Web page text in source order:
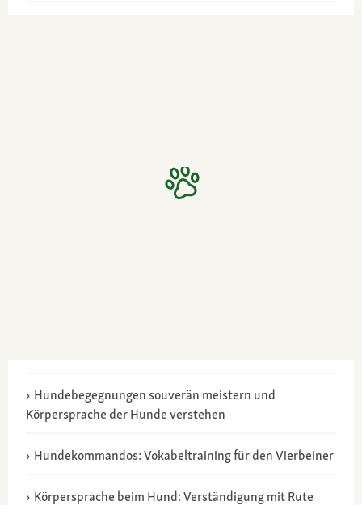
Hundebegegnungen souverän meistern und
Körpersprache der Hunde verstehen
Hundekommandos: Vokabeltraining für den Vierbeiner
Körpersprache beim Hund: Verständigung mit Rute